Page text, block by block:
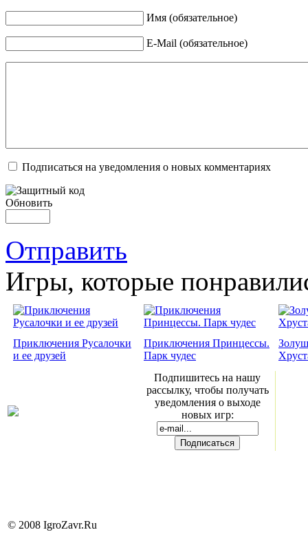
Имя (обязательное)
E-Mail (обязательное)
Подписаться на уведомления о новых комментариях
Обновить
Отправить
Игры, которые
Приключения Русалочки
и ее друзей
Приключения Принцессы.
Парк чудес
Подпишитесь на нашу
рассылку, чтобы получать
уведомления о выходе
новых игр:
© 2008 IgroZavr.Ru